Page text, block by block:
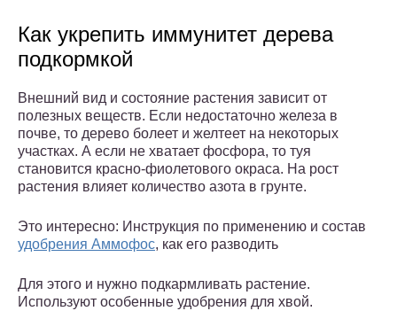
Как укрепить иммунитет дерева
подкормкой
Внешний вид и состояние растения зависит от
полезных веществ. Если недостаточно железа в
почве, то дерево болеет и желтеет на некоторых
участках. А если не хватает фосфора, то туя
становится красно-фиолетового окраса. На рост
растения влияет количество азота в грунте.
Это интересно: Инструкция по применению и состав
удобрения Аммофос, как его разводить
Для этого и нужно подкармливать растение.
Используют особенные удобрения для хвой.